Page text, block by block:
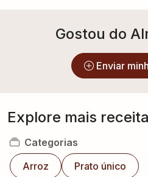
Gostou do
Enviar
Explore mais
Categorias
Arroz
Prato único